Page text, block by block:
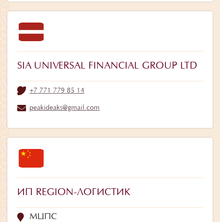
SIA UNIVERSAL FINANCIAL GROUP LTD
+7 771 779 85 14
peakideaks@gmail.com
ИП REGION-ЛОГИСТИК
МЦПС